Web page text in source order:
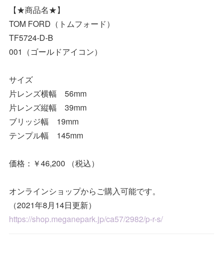
【★商品名★】
TOM FORD（トムフォード）
TF5724-D-B
001（ゴールドアイコン）
サイズ
片レンズ横幅 56mm
片レンズ縦幅 39mm
ブリッジ幅 19mm
テンプル幅 145mm
価格：￥46,200 （税込）
オンラインショップからご購入可能です。
（2021年8月14日更新）
https://shop.meganepark.jp/ca57/2982/p-r-s/